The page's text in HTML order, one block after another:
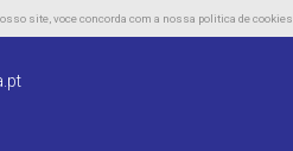
site, voce concorda com a nossa politica de cookies.